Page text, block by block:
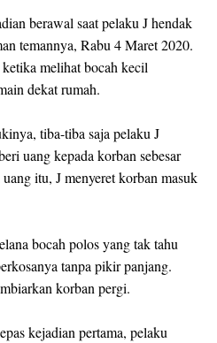
berawal saat pelaku J hendak
temannya, Rabu 4 Maret 2020.
melihat bocah kecil
dekat rumah.
tiba-tiba saja pelaku J
uang kepada korban sebesar
itu, J menyeret korban masuk
bocah polos yang tak tahu
tanpa pikir panjang.
korban pergi.
kejadian pertama, pelaku